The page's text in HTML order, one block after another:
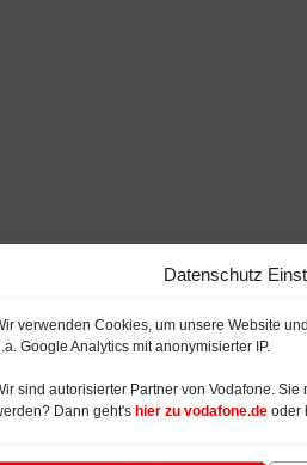
Datenschutz
verwenden Cookies, um unsere Website
Google Analytics mit anonymisierter IP.
sind autorisierter Partner von Vodafone. Sie
Dann geht's hier zu vodafone.de oder